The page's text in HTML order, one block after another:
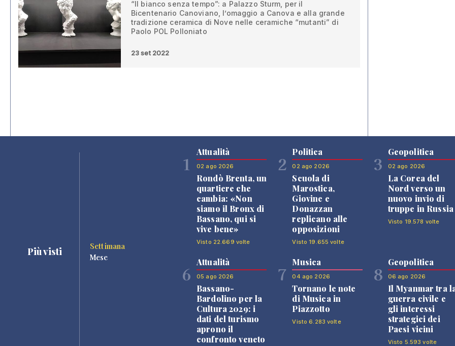
“Il bianco senza tempo”: a Palazzo Sturm, per il
Bicentenario Canoviano, l’omaggio a Canova e alla grande
tradizione ceramica di Nove nelle ceramiche “mutanti” di
Paolo POL Polloniato
23 set 2022
Più visti
Settimana
Mese
1
Attualità
02 ago 2026
Rondò Brenta, un
quartiere che
cambia: «Non
siamo il Bronx di
Bassano, qui si
vive bene»
Visto 22.669 volte
2
Politica
02 ago 2026
Scuola di
Marostica,
Giovine e
Donazzan
replicano alle
opposizioni
Visto 19.655 volte
3
Geopolitica
02 ago 2026
La Corea del
Nord verso un
nuovo invio di
truppe in Russia
Visto 19.578 volte
6
Attualità
05 ago 2026
Bassano-
Bardolino per la
Cultura 2029: i
dati del turismo
aprono il
confronto veneto
7
Musica
04 ago 2026
Tornano le note
di Musica in
Piazzotto
Visto 6.283 volte
8
Geopolitica
06 ago 2026
Il Myanmar tra
guerra civile e
gli interessi
strategici dei
Paesi vicini
Visto 5.593 volte